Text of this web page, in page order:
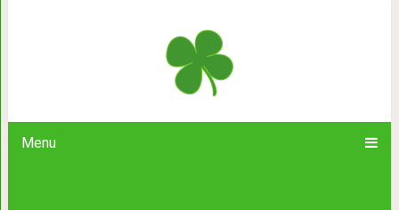
Menu
10 редких щелочных продуктов,